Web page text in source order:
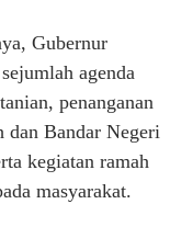
Gubernur
agenda
penanganan
dan Bandar Negeri
kegiatan ramah
masyarakat.